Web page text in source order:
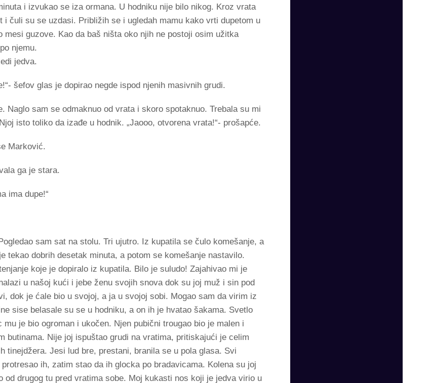
i izvukao se iza ormana. U hodniku nije bilo nikog. Kroz vrata
čuli su se uzdasi. Približih se i ugledah mamu kako vrti dupetom u
guzove. Kao da baš ništa oko njih ne postoji osim užitka
njemu.
jedva.
šefov glas je dopirao negde ispod njenih masivnih grudi.
Naglo sam se odmaknuo od vrata i skoro spotaknuo. Trebala su mi
isto toliko da izađe u hodnik. „Jaooo, otvorena vrata!“- prošapće.
Marković.
ga je stara.
ima dupe!“
sam sat na stolu. Tri ujutro. Iz kupatila se čulo komešanje, a
tekao dobrih desetak minuta, a potom se komešanje nastavilo.
koje je dopiralo iz kupatila. Bilo je suludo! Zajahivao mi je
u našoj kući i jebe ženu svojih snova dok su joj muž i sin pod
dok je ćale bio u svojoj, a ja u svojoj sobi. Mogao sam da virim iz
sise belasale su se u hodniku, a on ih je hvatao šakama. Svetlo
je bio ogroman i ukočen. Njen pubični trougao bio je malen i
butinama. Nije joj ispuštao grudi na vratima, pritiskajući je celim
tinejdžera. Jesi lud bre, prestani, branila se u pola glasa. Svi
ih, zatim stao da ih glocka po bradavicama. Kolena su joj
od drugog tu pred vratima sobe. Moj kukasti nos koji je jedva virio u